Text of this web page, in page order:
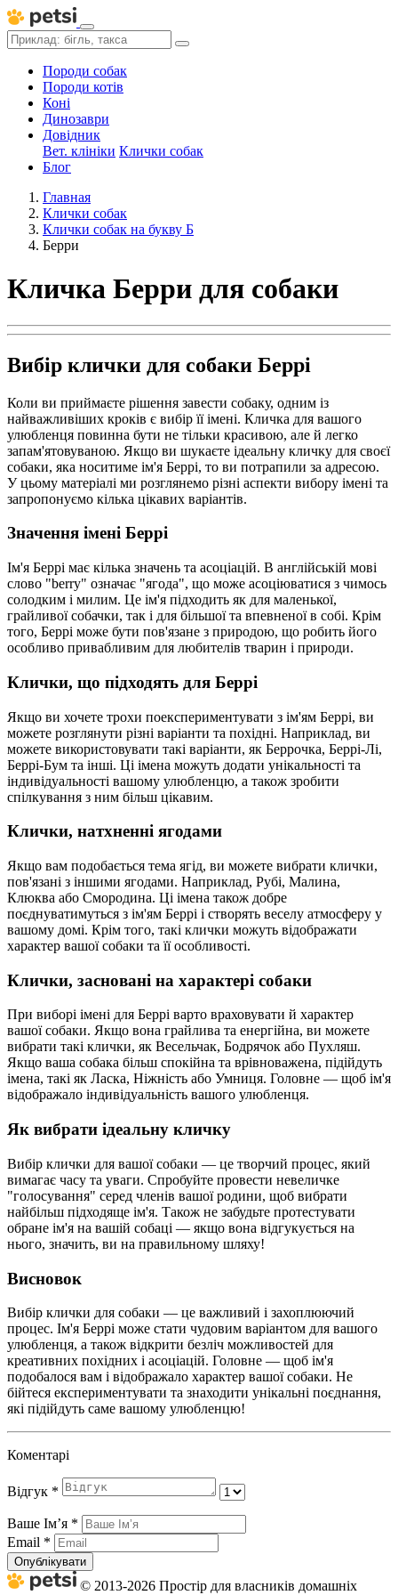
Породи собак
Породи котів
Коні
Динозаври
Довідник
Вет. клініки Клички собак
Блог
Главная
Клички собак
Клички собак на букву Б
Берри
Кличка Берри для собаки
Вибір клички для собаки Беррі
Коли ви приймаєте рішення завести собаку, одним із
найважливіших кроків є вибір її імені. Кличка для вашого
улюбленця повинна бути не тільки красивою, але й легко
запам'ятовуваною. Якщо ви шукаєте ідеальну кличку для своєї
собаки, яка носитиме ім'я Беррі, то ви потрапили за адресою.
У цьому матеріалі ми розглянемо різні аспекти вибору імені та
запропонуємо кілька цікавих варіантів.
Значення імені Беррі
Ім'я Беррі має кілька значень та асоціацій. В англійській мові
слово "berry" означає "ягода", що може асоціюватися з чимось
солодким і милим. Це ім'я підходить як для маленької,
грайливої собачки, так і для більшої та впевненої в собі. Крім
того, Беррі може бути пов'язане з природою, що робить його
особливо привабливим для любителів тварин і природи.
Клички, що підходять для Беррі
Якщо ви хочете трохи поекспериментувати з ім'ям Беррі, ви
можете розглянути різні варіанти та похідні. Наприклад, ви
можете використовувати такі варіанти, як Беррочка, Беррі-Лі,
Беррі-Бум та інші. Ці імена можуть додати унікальності та
індивідуальності вашому улюбленцю, а також зробити
спілкування з ним більш цікавим.
Клички, натхненні ягодами
Якщо вам подобається тема ягід, ви можете вибрати клички,
пов'язані з іншими ягодами. Наприклад, Рубі, Малина,
Клюква або Смородина. Ці імена також добре
поєднуватимуться з ім'ям Беррі і створять веселу атмосферу у
вашому домі. Крім того, такі клички можуть відображати
характер вашої собаки та її особливості.
Клички, засновані на характері собаки
При виборі імені для Беррі варто враховувати й характер
вашої собаки. Якщо вона грайлива та енергійна, ви можете
вибрати такі клички, як Весельчак, Бодрячок або Пухляш.
Якщо ваша собака більш спокійна та врівноважена, підійдуть
імена, такі як Ласка, Ніжність або Умниця. Головне — щоб ім'я
відображало індивідуальність вашого улюбленця.
Як вибрати ідеальну кличку
Вибір клички для вашої собаки — це творчий процес, який
вимагає часу та уваги. Спробуйте провести невеличке
"голосування" серед членів вашої родини, щоб вибрати
найбільш підходяще ім'я. Також не забудьте протестувати
обране ім'я на вашій собаці — якщо вона відгукується на
нього, значить, ви на правильному шляху!
Висновок
Вибір клички для собаки — це важливий і захоплюючий
процес. Ім'я Беррі може стати чудовим варіантом для вашого
улюбленця, а також відкрити безліч можливостей для
креативних похідних і асоціацій. Головне — щоб ім'я
подобалося вам і відображало характер вашої собаки. Не
бійтеся експериментувати та знаходити унікальні поєднання,
які підійдуть саме вашому улюбленцю!
Коментарі
Відгук *
Ваше Імʼя *
Email *
Опублікувати
© 2013-2026 Простір для власників домашніх